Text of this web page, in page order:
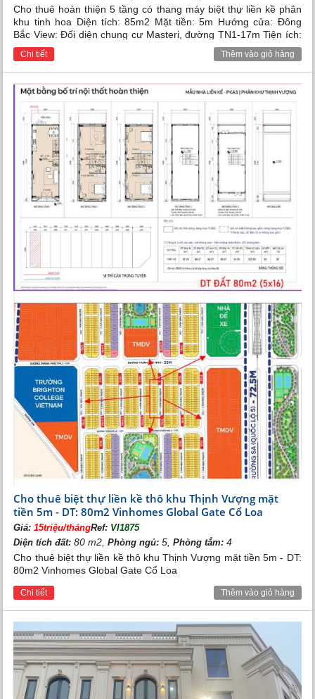
Cho thuê hoàn thiện 5 tầng có thang máy biệt thự liền kề phân
khu tinh hoa Diện tích: 85m2 Mặt tiền: 5m Hướng cửa: Đông
Bắc View: Đối diện chung cư Masteri, đường TN1-17m Tiện ích:
Gần công viên nội khu, TMDV, QL5 Giá: 45tr
Chi tiết Thêm vào giỏ hàng
Cho thuê biệt thự liền kề thô khu Thịnh Vượng mặt
tiền 5m - DT: 80m2 Vinhomes Global Gate Cổ Loa
Giá:15triệu/thángRef: VI1875
Diện tích đất: 80 m2,Phòng ngủ: 5,Phòng tắm: 4
Cho thuê biệt thự liền kề thô khu Thịnh Vượng mặt tiền 5m - DT:
80m2 Vinhomes Global Gate Cổ Loa
Chi tiết Thêm vào giỏ hàng